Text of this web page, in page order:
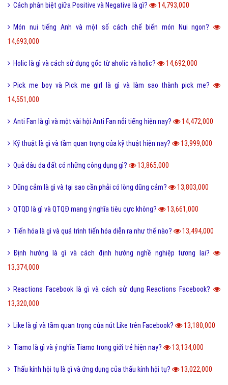
Cách phân biệt giữa Positive và Negative là gì? 14,793,000
Món nui tiếng Anh và một số cách chế biến món Nui ngon?
14,693,000
Holic là gì và cách sử dụng gốc từ aholic và holic? 14,692,000
Pick me boy và Pick me girl là gì và làm sao thành pick me?
14,551,000
Anti Fan là gì và một vài hội Anti Fan nổi tiếng hiện nay? 14,472,000
Kỹ thuật là gì và tầm quan trọng của kỹ thuật hiện nay? 13,999,000
Quả dâu da đất có những công dụng gì? 13,865,000
Dũng cảm là gì và tại sao cần phải có lòng dũng cảm? 13,803,000
QTQD là gì và QTQĐ mang ý nghĩa tiêu cực không? 13,661,000
Tiến hóa là gì và quá trình tiến hóa diễn ra như thế nào? 13,494,000
Định hướng là gì và cách định hướng nghề nghiệp tương lai?
13,374,000
Reactions Facebook là gì và cách sử dụng Reactions Facebook?
13,320,000
Like là gì và tầm quan trọng của nút Like trên Facebook? 13,180,000
Tiamo là gì và ý nghĩa Tiamo trong giới trẻ hiện nay? 13,134,000
Thấu kính hội tụ là gì và ứng dụng của thấu kính hội tụ? 13,022,000